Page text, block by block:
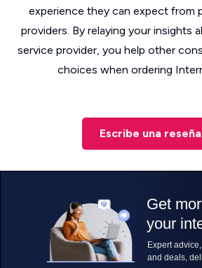
experience they can expect from
providers. By relaying your insights
service provider, you help other
choices when ordering
Escribe una reseña